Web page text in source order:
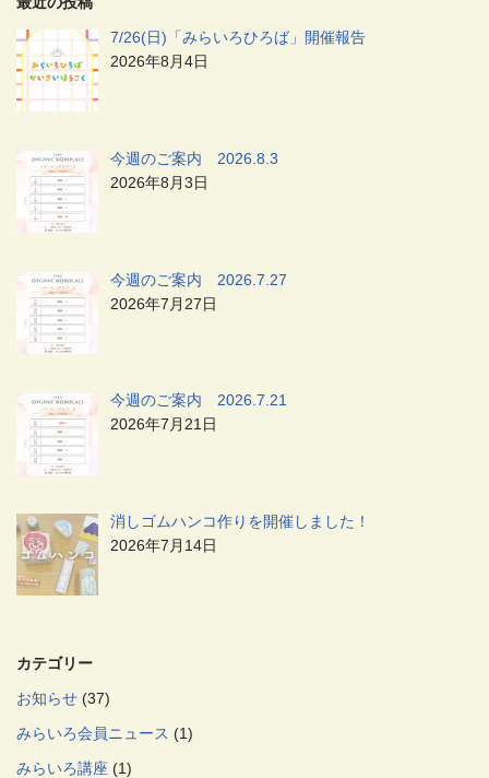
7/26(日)「みらいろひろば」開催報告
2026年8月4日
今週のご案内 2026.8.3
2026年8月3日
今週のご案内 2026.7.27
2026年7月27日
今週のご案内 2026.7.21
2026年7月21日
消しゴムハンコ作りを開催しました！
2026年7月14日
カテゴリー
お知らせ (37)
みらいろ会員ニュース (1)
みらいろ講座 (1)